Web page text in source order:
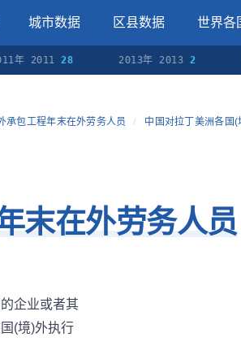
城市数据 区县数据 世界各
年 2011 28 2013年 2013 2
承包工程年末在外劳务人员 / 中国对拉丁美洲各国
末在外劳务人员
企业或者其
(境)外执行